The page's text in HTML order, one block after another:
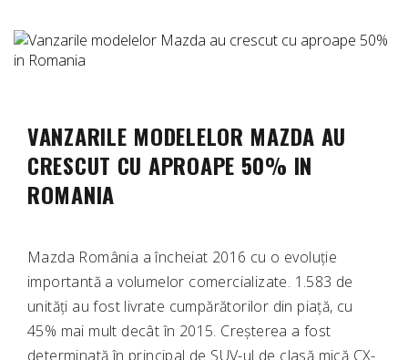
VANZARILE MODELELOR MAZDA AU
CRESCUT CU APROAPE 50% IN
ROMANIA
Mazda România a încheiat 2016 cu o evoluție
importantă a volumelor comercializate. 1.583 de
unități au fost livrate cumpărătorilor din piață, cu
45% mai mult decât în 2015. Creșterea a fost
determinată în principal de SUV-ul de clasă mică CX-